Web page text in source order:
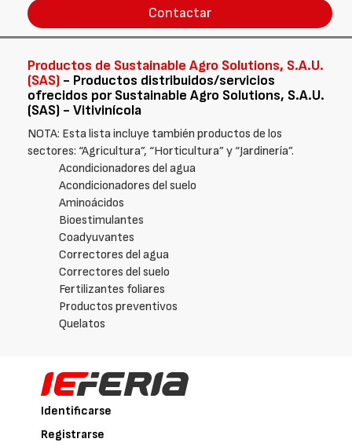
Contactar
Productos de Sustainable Agro Solutions, S.A.U.
(SAS) - Productos distribuidos/servicios
ofrecidos por Sustainable Agro Solutions, S.A.U.
(SAS) - Vitivinícola
NOTA: Esta lista incluye también productos de los
sectores: “Agricultura”, “Horticultura” y “Jardinería”.
Acondicionadores del agua
Acondicionadores del suelo
Aminoácidos
Bioestimulantes
Coadyuvantes
Correctores del agua
Correctores del suelo
Fertilizantes foliares
Productos preventivos
Quelatos
Identificarse
Registrarse